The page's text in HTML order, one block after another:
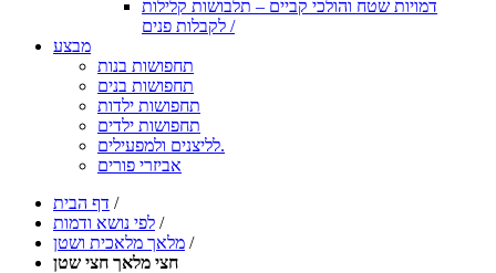
דמויות שטח והולכי קביים – תלבושות קלילות
לקבלות פנים /
מבצע
תחפושות בנות
תחפושות בנים
תחפושות ילדות
תחפושות ילדים
לליצנים ולמפעילים.
אביזרי פורים
דף הבית /
לפי נושא ודמות /
מלאך מלאכית ושטן /
חצי מלאך חצי שטן